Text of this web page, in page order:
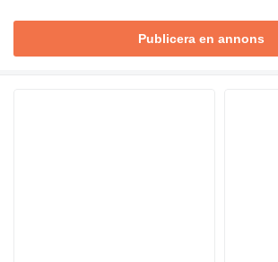
Publicera en annons